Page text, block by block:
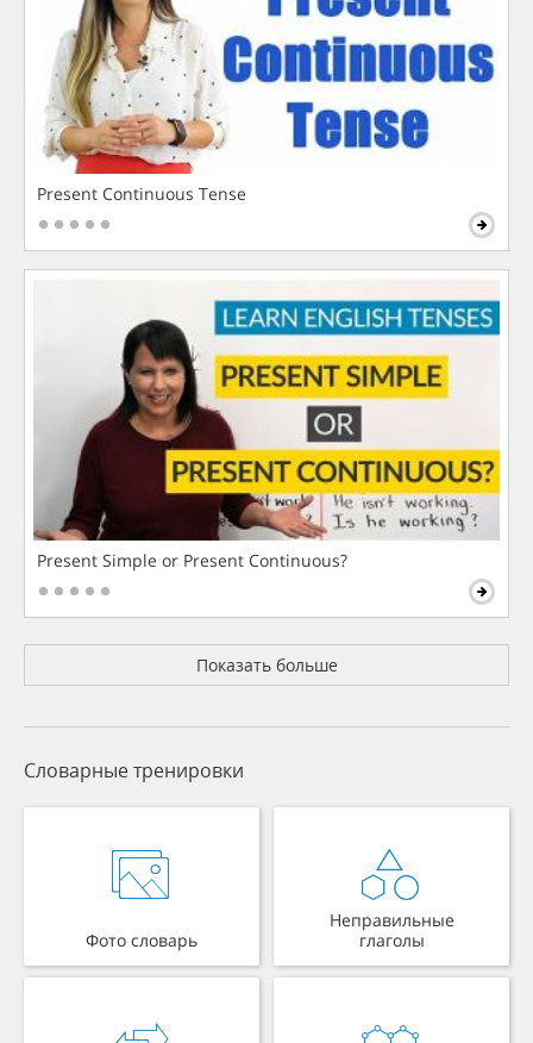
Present Continuous Tense
Present Simple or Present Continuous?
Показать больше
Словарные тренировки
Фото словарь
Неправильные
глаголы